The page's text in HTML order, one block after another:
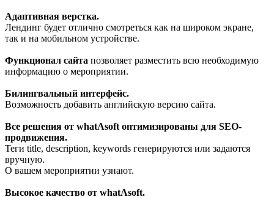
Адаптивная верстка.
Лендинг будет отлично смотреться как на широком экране,
так и на мобильном устройстве.
Функционал сайта позволяет разместить всю необходимую
информацию о мероприятии.
Билингвальный интерфейс.
Возможность добавить английскую версию сайта.
Все решения от whatAsoft оптимизированы для SEO-
продвижения.
Теги title, description, keywords генерируются или задаются
вручную.
О вашем мероприятии узнают.
Высокое качество от whatAsoft.